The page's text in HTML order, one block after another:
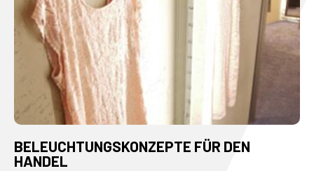
BELEUCHTUNGSKONZEPTE FÜR DEN
HANDEL